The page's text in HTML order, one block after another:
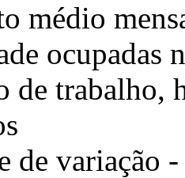
médio
ocupadas
de trabalho,
de variação